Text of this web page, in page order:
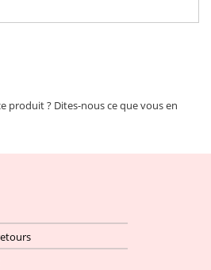
produit ? Dites-nous ce que vous en